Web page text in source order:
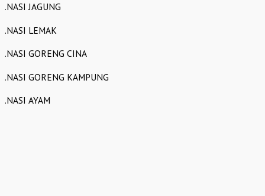
.NASI JAGUNG
.NASI LEMAK
.NASI GORENG CINA
.NASI GORENG KAMPUNG
.NASI AYAM